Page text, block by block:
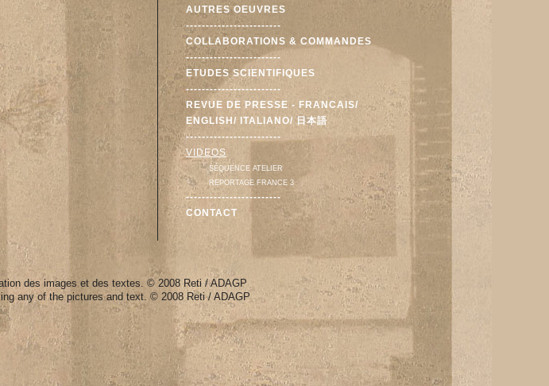
AUTRES OEUVRES
------------------------
COLLABORATIONS & COMMANDES
------------------------
ETUDES SCIENTIFIQUES
------------------------
REVUE DE PRESSE - FRANCAIS/
ENGLISH/ ITALIANO/ 日本語
------------------------
VIDEOS
SÉQUENCE ATELIER
REPORTAGE FRANCE 3
------------------------
CONTACT
des images et des textes. © 2008 Reti / ADAGP
any of the pictures and text. © 2008 Reti / ADAGP